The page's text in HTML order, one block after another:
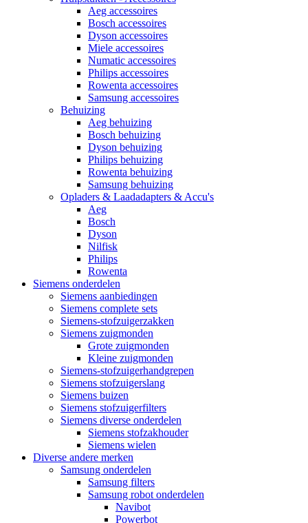
Aeg accessoires
Bosch accessoires
Dyson accessoires
Miele accessoires
Numatic accessoires
Philips accessoires
Rowenta accessoires
Samsung accessoires
Behuizing
Aeg behuizing
Bosch behuizing
Dyson behuizing
Philips behuizing
Rowenta behuizing
Samsung behuizing
Opladers & Laadadapters & Accu's
Aeg
Bosch
Dyson
Nilfisk
Philips
Rowenta
Siemens onderdelen
Siemens aanbiedingen
Siemens complete sets
Siemens-stofzuigerzakken
Siemens zuigmonden
Grote zuigmonden
Kleine zuigmonden
Siemens-stofzuigerhandgrepen
Siemens stofzuigerslang
Siemens buizen
Siemens stofzuigerfilters
Siemens diverse onderdelen
Siemens stofzakhouder
Siemens wielen
Diverse andere merken
Samsung onderdelen
Samsung filters
Samsung robot onderdelen
Navibot
Powerbot